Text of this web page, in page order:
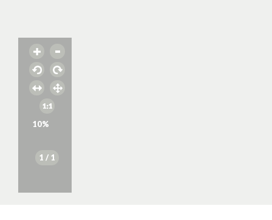
10%
1 / 1